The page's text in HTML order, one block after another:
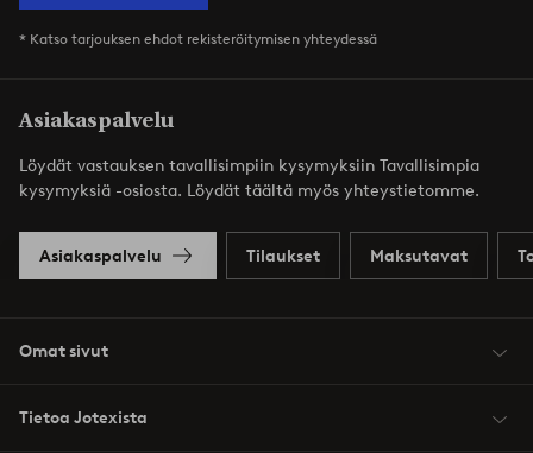
* Katso tarjouksen ehdot rekisteröitymisen yhteydessä
Asiakaspalvelu
Löydät vastauksen tavallisimpiin kysymyksiin Tavallisimpia
kysymyksiä -osiosta. Löydät täältä myös yhteystietomme.
Asiakaspalvelu Tilaukset Maksutavat
Omat sivut
Tietoa Jotexista